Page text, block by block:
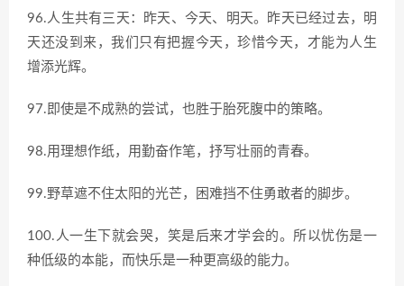
96.人生共有三天：昨天、今天、明天。昨天已经过去，明
天还没到来，我们只有把握今天，珍惜今天，才能为人生
增添光辉。
97.即使是不成熟的尝试，也胜于胎死腹中的策略。
98.用理想作纸，用勤奋作笔，抒写壮丽的青春。
99.野草遮不住太阳的光芒，困难挡不住勇敢者的脚步。
100.人一生下就会哭，笑是后来才学会的。所以忧伤是一
种低级的本能，而快乐是一种更高级的能力。